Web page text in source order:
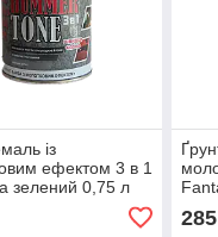
із
ефектом 3 в 1
зелений 0,75 л
285